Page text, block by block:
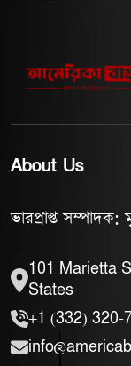
About Us
ভারপ্রাপ্ত
101 Marietta
States
+1 (332) 320-